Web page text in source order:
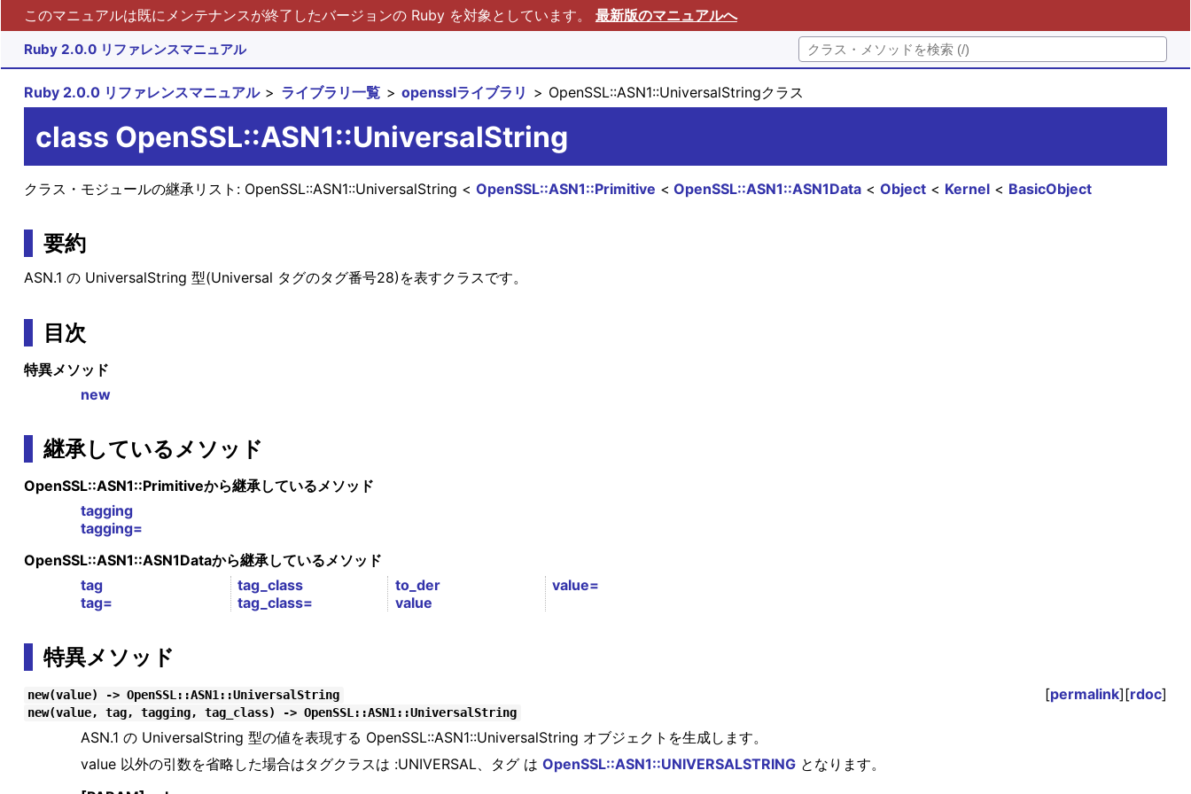
このマニュアルは既にメンテナンスが終了したバージョンの Ruby を対象としています。 最新版のマニュアルへ
Ruby 2.0.0 リファレンスマニュアル
Ruby 2.0.0 リファレンスマニュアル ライブラリ一覧 opensslライブラリ OpenSSL::ASN1::UniversalStringクラス
class OpenSSL::ASN1::UniversalString
クラス・モジュールの継承リスト: BasicObject
Kernel
Object
OpenSSL::ASN1::ASN1Data
OpenSSL::ASN1::Primitive
OpenSSL::ASN1::UniversalString
要約
ASN.1 の UniversalString 型(Universal タグのタグ番号28)を表すクラスです。
目次
特異メソッド
new
継承しているメソッド
OpenSSL::ASN1::Primitiveから継承しているメソッド
tagging
tagging=
OpenSSL::ASN1::ASN1Dataから継承しているメソッド
tag
tag=
tag_class
tag_class=
to_der
value
value=
特異メソッド
new(value) -> OpenSSL::ASN1::UniversalString [permalink][rdoc]
new(value, tag, tagging, tag_class) -> OpenSSL::ASN1::UniversalString
ASN.1 の UniversalString 型の値を表現する OpenSSL::ASN1::UniversalString オブジェクトを生成します。
value 以外の引数を省略した場合はタグクラスは :UNIVERSAL、タグ は OpenSSL::ASN1::UNIVERSALSTRINGとなります。